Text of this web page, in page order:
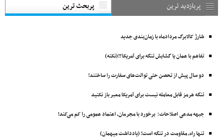
پربازدید ترین پربحث ترین
شارژ کالابرگ مردادماه با زمان‌بندی جدید
تفاهم با عمان یا گشایش تنگه برای آمریکا؟!(نکته)
دو سال پیش از تحصن حتی توالت‌های سفارت را ساختند!
تنگه هرمز قابل معامله نیست برای آمریکا معبر باز نکنید
جبهه مدعی اصلاحات: برخورد با مجرمان، اعتماد عمومی را کم می‌کند!
تنها راه، مقاومت در تنگه است! (یادداشت میهمان)